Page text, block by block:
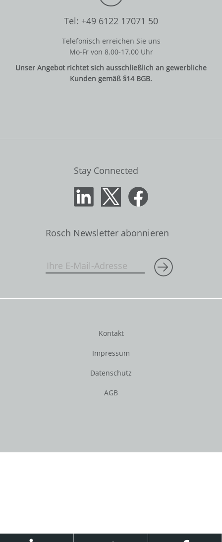
Tel: +49 6122 17071 50
Telefonisch erreichen Sie uns
Mo-Fr von 8.00-17.00 Uhr
Unser Angebot richtet sich ausschließlich an gewerbliche
Kunden gemäß §14 BGB.
Stay Connected
Rosch Newsletter abonnieren
Kontakt
Impressum
Datenschutz
AGB